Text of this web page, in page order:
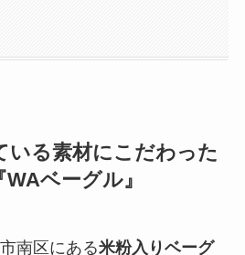
いる素材にこだわった
WAベーグル』
南区にある米粉入りベーグ